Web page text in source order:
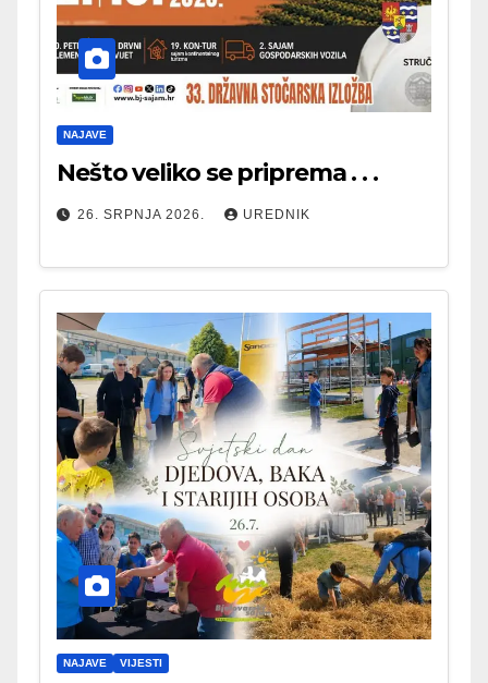
NAJAVE
Nešto veliko se priprema . . .
26. SRPNJA 2026. UREDNIK
NAJAVE VIJESTI